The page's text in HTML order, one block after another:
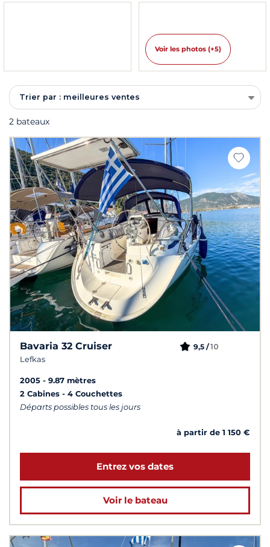
Voir les photos (+5)
Trier par : meilleures ventes
2 bateaux
Bavaria 32 Cruiser
Lefkas
9,5 /10
2005
9.87 mètres
2 Cabines
4 Couchettes
Départs possibles tous les jours
à partir de 1 150 €
Entrez vos dates
Voir le bateau